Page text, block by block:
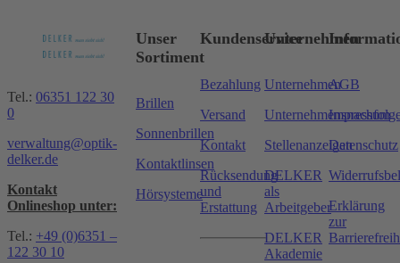
Tel.: 06351 122 30
0
verwaltung@optik-
delker.de
Kontakt
Onlineshop unter:
Tel.: +49 (0)6351 –
122 30 10
Unser
Sortiment
Brillen
Sonnenbrillen
Kontaktlinsen
Hörsysteme
Kundenservice
Bezahlung
Versand
Kontakt
Rücksendung
und
Erstattung
Unternehmen
Unternehmen
Stellenanzeigen
DELKER
als
Arbeitgeber
DELKER
Akademie
AGB
Impressum
Datenschutz
Erklärung
zur